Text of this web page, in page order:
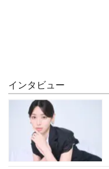
インタビュー